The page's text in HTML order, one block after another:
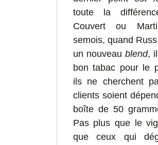
toute la
Couvert ou
semois, quand
un nouveau blend,
bon tabac pour le
ils ne cherchent
clients soient
boîte de 50
Pas plus que le
que ceux qui